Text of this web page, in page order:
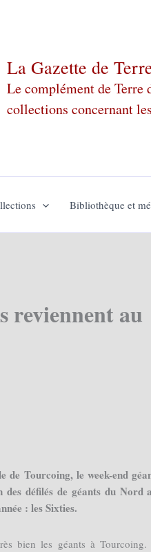
La Gazette de
Le complément de Terre
collections concernant
Bibliothèque et
reviennent au
de Tourcoing, le week-end
défilés de géants du Nord
: les Sixties.
bien les géants à Tourcoing.